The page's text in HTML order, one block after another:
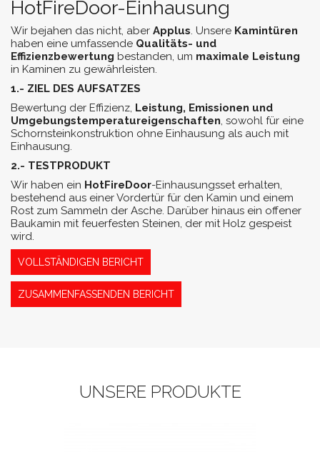
HotFireDoor-Einhausung
Wir bejahen das nicht, aber Applus. Unsere Kamintüren
haben eine umfassende Qualitäts- und
Effizienzbewertung bestanden, um maximale Leistung
in Kaminen zu gewährleisten.
1.- ZIEL DES AUFSATZES
Bewertung der Effizienz, Leistung, Emissionen und
Umgebungstemperatureigenschaften, sowohl für eine
Schornsteinkonstruktion ohne Einhausung als auch mit
Einhausung.
2.- TESTPRODUKT
Wir haben ein HotFireDoor-Einhausungsset erhalten,
bestehend aus einer Vordertür für den Kamin und einem
Rost zum Sammeln der Asche. Darüber hinaus ein offener
Baukamin mit feuerfesten Steinen, der mit Holz gespeist
wird.
VOLLSTÄNDIGEN BERICHT
ZUSAMMENFASSENDEN BERICHT
UNSERE PRODUKTE